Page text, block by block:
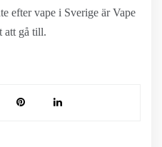
efter vape i Sverige är Vape
att gå till.